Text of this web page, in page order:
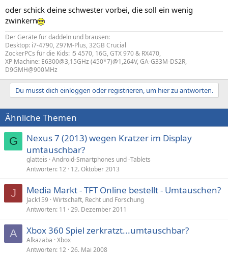
oder schick deine schwester vorbei, die soll ein wenig
zwinkern
Der Geräte für daddeln und brausen:
Desktop: i7-4790, Z97M-Plus, 32GB Crucial
ZockerPCs für die Kids: i5 4570, 16G, GTX 970 & RX470,
XP Machine: E6300@3,15GHz (450*7)@1,264V, GA-G33M-DS2R,
D9GMH@900MHz
Du musst dich einloggen oder registrieren, um hier zu antworten.
Ähnliche Themen
G
Nexus 7 (2013) wegen Kratzer im Display
umtauschbar?
glatteis Android-Smartphones und -Tablets
Antworten 12 12. Oktober 2013
J Media Markt - TFT Online bestellt - Umtauschen?
Jack159 Wirtschaft, Recht und Forschung
Antworten 11 29. Dezember 2011
A Xbox 360 Spiel zerkratzt...umtauschbar?
Alkazaba Xbox
Antworten 12 26. Mai 2008